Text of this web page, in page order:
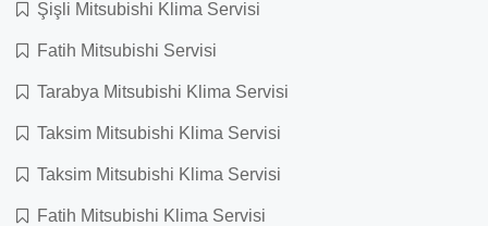
Şişli Mitsubishi Klima Servisi
Fatih Mitsubishi Servisi
Tarabya Mitsubishi Klima Servisi
Taksim Mitsubishi Klima Servisi
Taksim Mitsubishi Klima Servisi
Fatih Mitsubishi Klima Servisi